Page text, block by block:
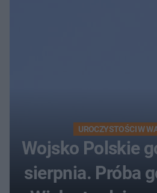
UROCZYSTOŚCI W
Wojsko Polskie
sierpnia. Próba